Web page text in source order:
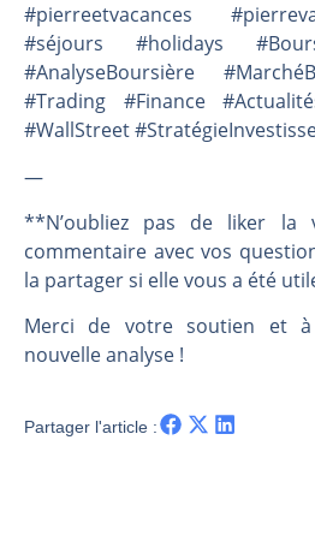
#pierreetvacances
#séjours #holidays
#AnalyseBoursière
#Trading #Finance
#WallStreet
—
**N’oubliez pas de liker la
commentaire avec vos
la partager si elle vous a été
Merci de votre soutien et
nouvelle analyse !
Partager l'article :